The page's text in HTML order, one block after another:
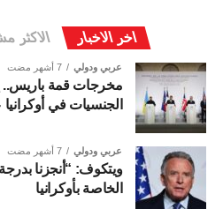
اخر الاخبار الاكثر
عربي ودولي 7 أشهر مضت
مخرجات قمة باريس..
الجنسيات في
عربي ودولي 7 أشهر مضت
ويتكوف: “أنجزنا بدرجة
الخاصة بأوكرانيا